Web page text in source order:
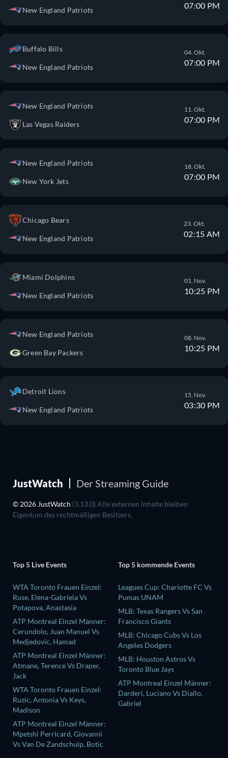
New England Patriots 07:00 PM
Buffalo Bills
New England Patriots
04. Okt.
07:00 PM
New England Patriots
Las Vegas Raiders
11. Okt.
07:00 PM
New England Patriots
New York Jets
18. Okt.
07:00 PM
Chicago Bears
New England Patriots
23. Okt.
02:15 AM
Miami Dolphins
New England Patriots
01. Nov.
10:25 PM
New England Patriots
Green Bay Packers
08. Nov.
10:25 PM
Detroit Lions
New England Patriots
15. Nov.
03:30 PM
JustWatch Der Streaming Guide
© 2026 JustWatch (3.13.0) Alle externen Inhalte bleiben
Eigentum des rechtmäßigen Besitzers.
Top 5 Live Events
WTA Toronto Frauen Einzel:
Ruse, Elena-Gabriela Vs
Potapova, Anastasia
ATP Montreal Einzel Männer:
Cerundolo, Juan Manuel Vs
Medjedovic, Hamad
ATP Montreal Einzel Männer:
Atmane, Terence Vs Draper,
Jack
WTA Toronto Frauen Einzel:
Ruzic, Antonia Vs Keys,
Madison
ATP Montreal Einzel Männer:
Mpetshi Perricard, Giovanni
Vs Van De Zandschulp, Botic
Top 5 kommende Events
Leagues Cup: Charlotte FC Vs
Pumas UNAM
MLB: Texas Rangers Vs San
Francisco Giants
MLB: Chicago Cubs Vs Los
Angeles Dodgers
MLB: Houston Astros Vs
Toronto Blue Jays
ATP Montreal Einzel Männer:
Darderi, Luciano Vs Diallo,
Gabriel